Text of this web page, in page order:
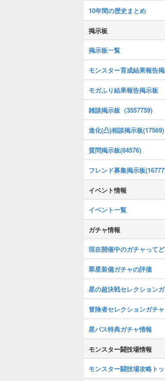
10年間の歴史まとめ
掲示板
掲示板一覧
モンスター育成結果報告
モガふり結果報告掲示板
雑談掲示板（3557759)
進化(凸)相談掲示板(17569)
質問掲示板(84576)
フレンド募集掲示板
イベント情報
イベント一覧
ガチャ情報
現在開催中のガチャって
翠星装備ガチャの評価
星の超決戦セレクション
冒険者セレクションガチャ
星パス特典ガチャ情報
モンスター闘技場情報
モンスター闘技場攻略ト